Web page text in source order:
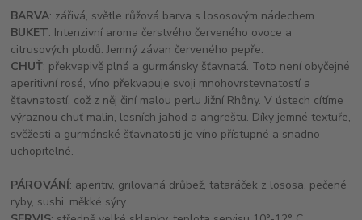
BARVA: zářivá, světle růžová barva s lososovým nádechem.
BUKET: Intenzivní aroma čerstvého červeného ovoce a
citrusových plodů. Jemný závan červeného pepře.
CHUŤ: překvapivě plná a gurmánsky šťavnatá. Toto není obyčejné
aperitivní rosé, víno překvapuje svoji mnohovrstevnatostí a
šťavnatostí, což z něj činí malou perlu Jižní Rhôny. V ústech cítíme
výraznou chuť malin, lesních jahod a angreštu. Díky jemné textuře,
svěžesti a gurmánské šťavnatosti je víno přístupné a snadno
uchopitelné.
PÁROVÁNÍ: aperitiv, grilovaná drůbež, tataráček z lososa, pečené
ryby, sushi, měkké sýry.